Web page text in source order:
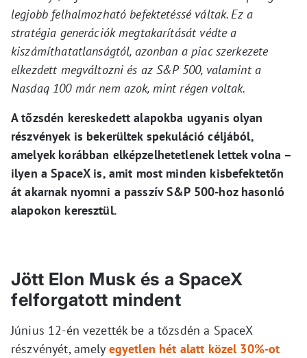
legjobb felhalmozható befektetéssé váltak. Ez a
stratégia generációk megtakarítását védte a
kiszámíthatatlanságtól, azonban a piac szerkezete
elkezdett megváltozni és az S&P 500, valamint a
Nasdaq 100 már nem azok, mint régen voltak.
A tőzsdén kereskedett alapokba ugyanis olyan
részvények is bekerültek spekuláció céljából,
amelyek korábban elképzelhetetlenek lettek volna –
ilyen a SpaceX is, amit most minden kisbefektetőn
át akarnak nyomni a passzív S&P 500-hoz hasonló
alapokon keresztül.
Jött Elon Musk és a SpaceX
felforgatott mindent
Június 12-én vezették be a tőzsdén a SpaceX
részvényét, amely egyetlen hét alatt közel 30%-ot